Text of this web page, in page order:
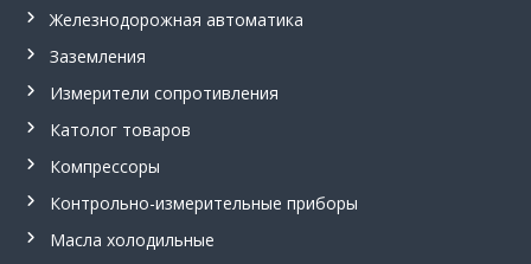
Железнодорожная автоматика
Заземления
Измерители сопротивления
Католог товаров
Компрессоры
Контрольно-измерительные приборы
Масла холодильные